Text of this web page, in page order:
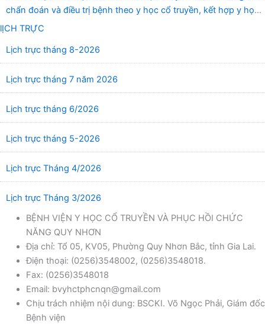
chẩn đoán và điều trị bệnh theo y học cổ truyền, kết hợp y học
cổ truyền với y học hiện đại”
lỊCH TRỰC
Lịch trực tháng 8-2026
Lịch trực tháng 7 năm 2026
Lịch trực tháng 6/2026
Lịch trực tháng 5-2026
Lịch trực Tháng 4/2026
Lịch trực Tháng 3/2026
BỆNH VIỆN Y HỌC CỔ TRUYỀN VÀ PHỤC HỒI CHỨC
NĂNG QUY NHƠN
Địa chỉ: Tổ 05, KV05, Phường Quy Nhơn Bắc, tỉnh Gia Lai.
Điện thoại: (0256)3548002, (0256)3548018.
Fax: (0256)3548018
Email: bvyhctphcnqn@gmail.com
Chịu trách nhiệm nội dung: BSCKI. Võ Ngọc Phải, Giám đốc
Bệnh viện